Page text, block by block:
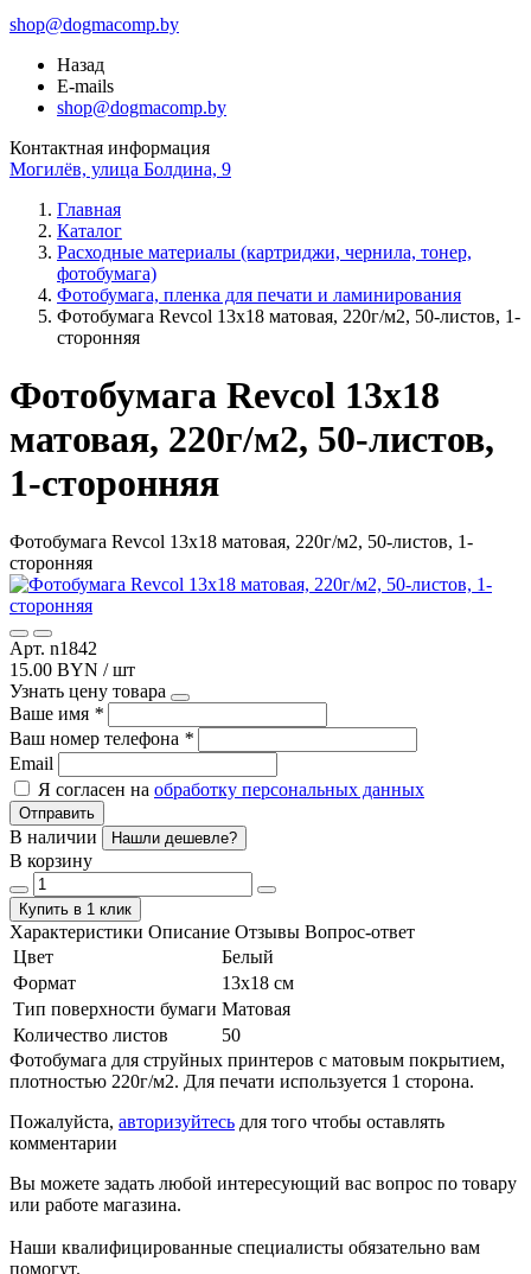
shop@dogmacomp.by
Назад
E-mails
shop@dogmacomp.by
Контактная информация
Могилёв, улица Болдина, 9
Главная
Каталог
Расходные материалы (картриджи, чернила, тонер,
фотобумага)
Фотобумага, пленка для печати и ламинирования
Фотобумага Revcol 13х18 матовая, 220г/м2, 50-листов, 1-
сторонняя
Фотобумага Revcol 13х18
матовая, 220г/м2, 50-листов,
1-сторонняя
Фотобумага Revcol 13х18 матовая, 220г/м2, 50-листов, 1-
сторонняя
Арт. n1842
15.00 BYN / шт
Узнать цену товара
Ваше имя *
Ваш номер телефона *
Email
Я согласен на обработку персональных данных
Отправить
В наличии Нашли дешевле?
В корзину
Купить в 1 клик
Характеристики Описание Отзывы Вопрос-ответ
Цвет
Белый
Формат
13x18 см
Тип поверхности бумаги Матовая
Количество листов
50
Фотобумага для струйных принтеров с матовым покрытием,
плотностью 220г/м2. Для печати используется 1 сторона.
Пожалуйста, авторизуйтесь для того чтобы оставлять
комментарии
Вы можете задать любой интересующий вас вопрос по товару
или работе магазина.
Наши квалифицированные специалисты обязательно вам
помогут.